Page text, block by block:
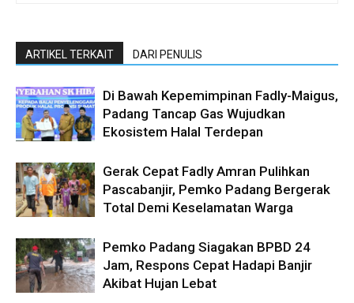
ARTIKEL TERKAIT DARI PENULIS
Di Bawah Kepemimpinan Fadly-Maigus,
Padang Tancap Gas Wujudkan
Ekosistem Halal Terdepan
Gerak Cepat Fadly Amran Pulihkan
Pascabanjir, Pemko Padang Bergerak
Total Demi Keselamatan Warga
Pemko Padang Siagakan BPBD 24
Jam, Respons Cepat Hadapi Banjir
Akibat Hujan Lebat